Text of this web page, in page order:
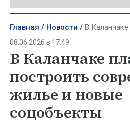
Главная Новости В Каланчаке планируют
08.06.2026 в 17:49
В Каланчаке
построить
жилье и новые
соцобъекты